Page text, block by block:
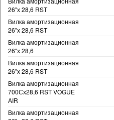
26"х 28,6 RST
Вилка амортизационная
26"х 28,6 RST
Вилка амортизационная
26"х 28,6
Вилка амортизационная
26"х 28,6 RST
Вилка амортизационная
700Сх28,6 RST VOGUE
AIR
Вилка амортизационная